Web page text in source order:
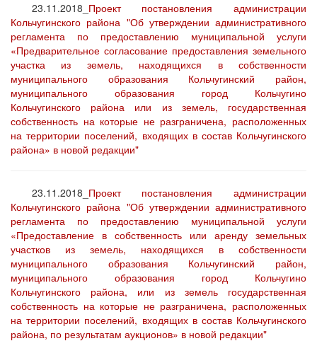
23.11.2018_ Проект постановления администрации
Кольчугинского района "Об утверждении административного
регламента по предоставлению муниципальной услуги
«Предварительное согласование предоставления земельного
участка из земель, находящихся в собственности
муниципального образования Кольчугинский район,
муниципального образования город Кольчугино
Кольчугинского района или из земель, государственная
собственность на которые не разграничена, расположенных
на территории поселений, входящих в состав Кольчугинского
района» в новой редакции"
23.11.2018_ Проект постановления администрации
Кольчугинского района "Об утверждении административного
регламента по предоставлению муниципальной услуги
«Предоставление в собственность или аренду земельных
участков из земель, находящихся в собственности
муниципального образования Кольчугинский район,
муниципального образования город Кольчугино
Кольчугинского района, или из земель государственная
собственность на которые не разграничена, расположенных
на территории поселений, входящих в состав Кольчугинского
района, по результатам аукционов» в новой редакции"